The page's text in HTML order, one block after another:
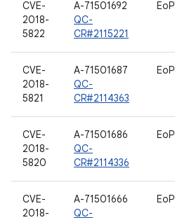
CVE-
2018-
5822
A-71501692
QC-
CR#2115221
EoP
CVE-
2018-
5821
A-71501687
QC-
CR#2114363
EoP
CVE-
2018-
5820
A-71501686
QC-
CR#2114336
EoP
CVE-
2018-
A-71501666
QC-
EoP